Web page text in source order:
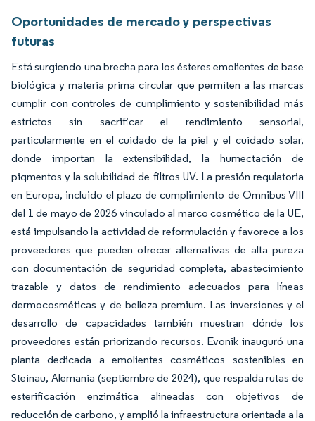
Oportunidades de mercado y perspectivas
futuras
Está surgiendo una brecha para los ésteres emolientes de base
biológica y materia prima circular que permiten a las marcas
cumplir con controles de cumplimiento y sostenibilidad más
estrictos sin sacrificar el rendimiento sensorial,
particularmente en el cuidado de la piel y el cuidado solar,
donde importan la extensibilidad, la humectación de
pigmentos y la solubilidad de filtros UV. La presión regulatoria
en Europa, incluido el plazo de cumplimiento de Omnibus VIII
del 1 de mayo de 2026 vinculado al marco cosmético de la UE,
está impulsando la actividad de reformulación y favorece a los
proveedores que pueden ofrecer alternativas de alta pureza
con documentación de seguridad completa, abastecimiento
trazable y datos de rendimiento adecuados para líneas
dermocosméticas y de belleza premium. Las inversiones y el
desarrollo de capacidades también muestran dónde los
proveedores están priorizando recursos. Evonik inauguró una
planta dedicada a emolientes cosméticos sostenibles en
Steinau, Alemania (septiembre de 2024), que respalda rutas de
esterificación enzimática alineadas con objetivos de
reducción de carbono, y amplió la infraestructura orientada a la